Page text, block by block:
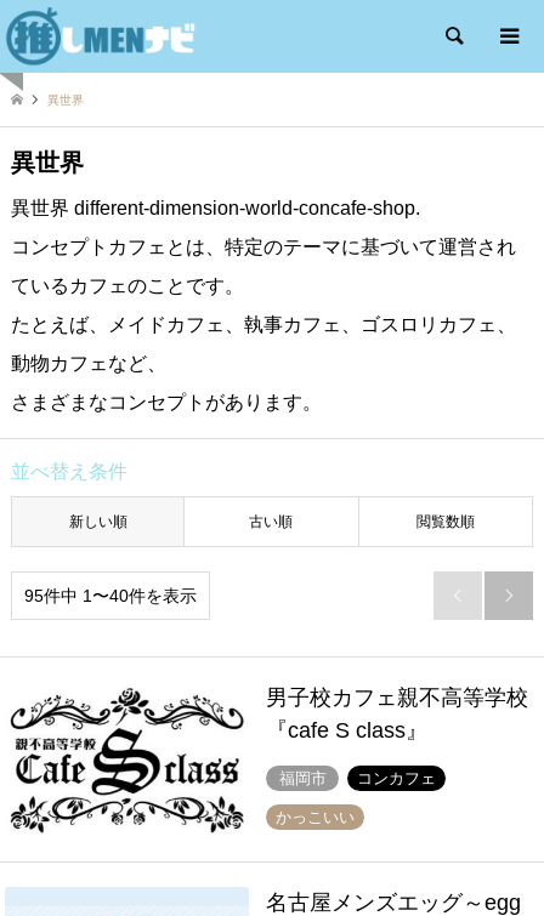
検索
異世界
異世界
異世界 different-dimension-world-concafe-shop.
コンセプトカフェとは、特定のテーマに基づいて運営され
ているカフェのことです。
たとえば、メイドカフェ、執事カフェ、ゴスロリカフェ、
動物カフェなど、
さまざまなコンセプトがあります。
並べ替え条件
新しい順 古い順 閲覧数順
95件中 1〜40件を表示  
男子校カフェ親不高等学校
『cafe S class』
福岡市 コンカフェ
かっこいい
名古屋メンズエッグ～egg